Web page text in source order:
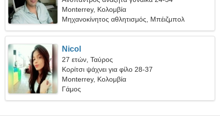
Monterrey, Κολομβία
Μηχανοκίνητος αθλητισμός, Μπέιζμπολ
Nicol
27 ετών, Ταύρος
Κορίτσι ψάχνει για φίλο 28-37
Monterrey, Κολομβία
Γάμος